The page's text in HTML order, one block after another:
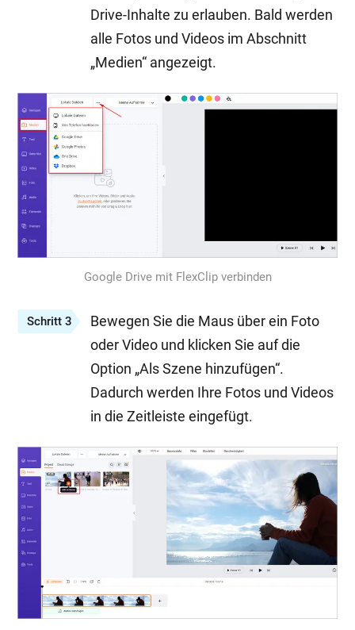
Drive-Inhalte zu erlauben. Bald werden
alle Fotos und Videos im Abschnitt
„Medien“ angezeigt.
Google Drive mit FlexClip verbinden
Schritt 3
Bewegen Sie die Maus über ein Foto
oder Video und klicken Sie auf die
Option „Als Szene hinzufügen“.
Dadurch werden Ihre Fotos und Videos
in die Zeitleiste eingefügt.